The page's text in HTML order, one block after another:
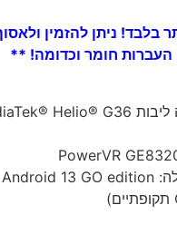
בלבד! ניתן להזמין
העברות חומר וכדומה! **